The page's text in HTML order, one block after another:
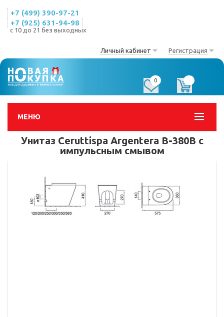
+7 (499) 390-97-21
+7 (925) 631-94-98
с 10 до 21 без выходных
Личный кабинет Регистрация
МЕНЮ
0
Унитаз Ceruttispa Argentera B-380B с
импульсным смывом